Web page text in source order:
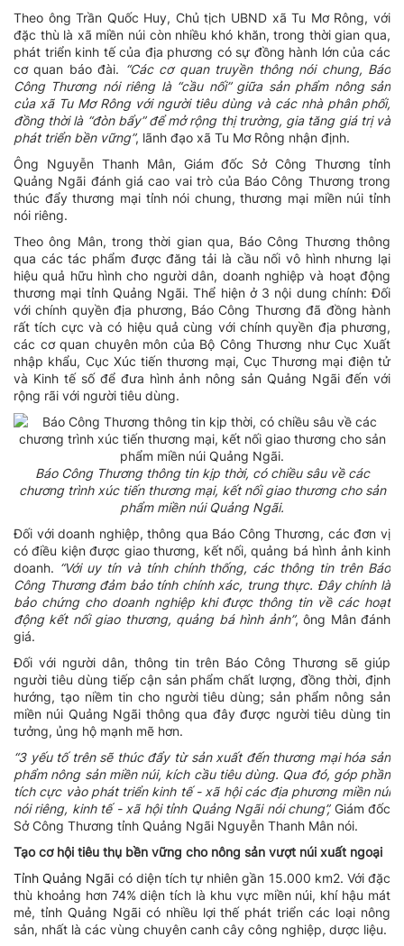
Theo ông Trần Quốc Huy, Chủ tịch UBND xã Tu Mơ Rông, với
đặc thù là xã miền núi còn nhiều khó khăn, trong thời gian qua,
phát triển kinh tế của địa phương có sự đồng hành lớn của các
cơ quan báo đài. “Các cơ quan truyền thông nói chung, Báo
Công Thương nói riêng là “cầu nối” giữa sản phẩm nông sản
của xã Tu Mơ Rông với người tiêu dùng và các nhà phân phối,
đồng thời là “đòn bẩy” để mở rộng thị trường, gia tăng giá trị và
phát triển bền vững”, lãnh đạo xã Tu Mơ Rông nhận định.
Ông Nguyễn Thanh Mân, Giám đốc Sở Công Thương tỉnh
Quảng Ngãi đánh giá cao vai trò của Báo Công Thương trong
thúc đẩy thương mại tỉnh nói chung, thương mại miền núi tỉnh
nói riêng.
Theo ông Mân, trong thời gian qua, Báo Công Thương thông
qua các tác phẩm được đăng tải là cầu nối vô hình nhưng lại
hiệu quả hữu hình cho người dân, doanh nghiệp và hoạt động
thương mại tỉnh Quảng Ngãi. Thể hiện ở 3 nội dung chính: Đối
với chính quyền địa phương, Báo Công Thương đã đồng hành
rất tích cực và có hiệu quả cùng với chính quyền địa phương,
các cơ quan chuyên môn của Bộ Công Thương như Cục Xuất
nhập khẩu, Cục Xúc tiến thương mại, Cục Thương mại điện tử
và Kinh tế số để đưa hình ảnh nông sản Quảng Ngãi đến với
rộng rãi với người tiêu dùng.
Báo Công Thương thông tin kịp thời, có chiều sâu về các
chương trình xúc tiến thương mại, kết nối giao thương cho sản
phẩm miền núi Quảng Ngãi.
Đối với doanh nghiệp, thông qua Báo Công Thương, các đơn vị
có điều kiện được giao thương, kết nối, quảng bá hình ảnh kinh
doanh. “Với uy tín và tính chính thống, các thông tin trên Báo
Công Thương đảm bảo tính chính xác, trung thực. Đây chính là
bảo chứng cho doanh nghiệp khi được thông tin về các hoạt
động kết nối giao thương, quảng bá hình ảnh”, ông Mân đánh
giá.
Đối với người dân, thông tin trên Báo Công Thương sẽ giúp
người tiêu dùng tiếp cận sản phẩm chất lượng, đồng thời, định
hướng, tạo niềm tin cho người tiêu dùng; sản phẩm nông sản
miền núi Quảng Ngãi thông qua đây được người tiêu dùng tin
tưởng, ủng hộ mạnh mẽ hơn.
“3 yếu tố trên sẽ thúc đẩy từ sản xuất đến thương mại hóa sản
phẩm nông sản miền núi, kích cầu tiêu dùng. Qua đó, góp phần
tích cực vào phát triển kinh tế - xã hội các địa phương miền núi
nói riêng, kinh tế - xã hội tỉnh Quảng Ngãi nói chung”,Giám đốc
Sở Công Thương tỉnh Quảng Ngãi Nguyễn Thanh Mân nói.
Tạo cơ hội tiêu thụ bền vững cho nông sản vượt núi xuất ngoại
Tỉnh Quảng Ngãi có diện tích tự nhiên gần 15.000 km2. Với đặc
thù khoảng hơn 74% diện tích là khu vực miền núi, khí hậu mát
mẻ, tỉnh Quảng Ngãi có nhiều lợi thế phát triển các loại nông
sản, nhất là các vùng chuyên canh cây công nghiệp, dược liệu.